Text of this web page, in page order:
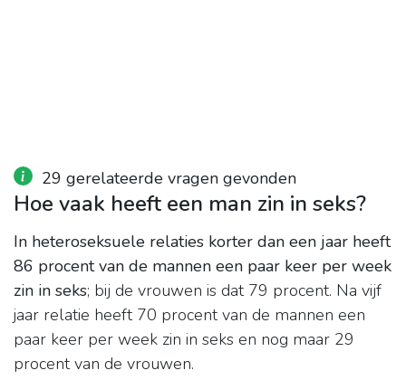
29 gerelateerde vragen gevonden
Hoe vaak heeft een man zin in seks?
In heteroseksuele relaties korter dan een jaar heeft
86 procent van de mannen een paar keer per week
zin in seks; bij de vrouwen is dat 79 procent. Na vijf
jaar relatie heeft 70 procent van de mannen een
paar keer per week zin in seks en nog maar 29
procent van de vrouwen.